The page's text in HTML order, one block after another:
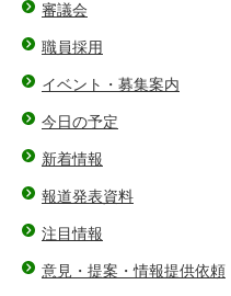
審議会
職員採用
イベント・募集案内
今日の予定
新着情報
報道発表資料
注目情報
意見・提案・情報提供依頼